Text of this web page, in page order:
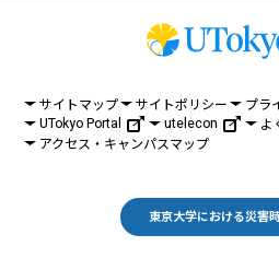
サイトマップ サイトポリシー プラ
UTokyo Portal
utelecon
よ
アクセス・キャンパスマップ
東京大学における災害